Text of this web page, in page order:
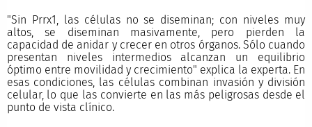
"Sin Prrx1, las células no se diseminan; con niveles muy
altos, se diseminan masivamente, pero pierden la
capacidad de anidar y crecer en otros órganos. Sólo cuando
presentan niveles intermedios alcanzan un equilibrio
óptimo entre movilidad y crecimiento" explica la experta. En
esas condiciones, las células combinan invasión y división
celular, lo que las convierte en las más peligrosas desde el
punto de vista clínico.